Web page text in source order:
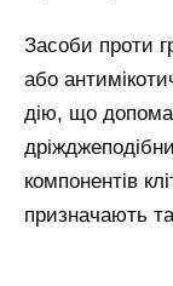
Засоби проти
або
дію, що
компонентів
призначають